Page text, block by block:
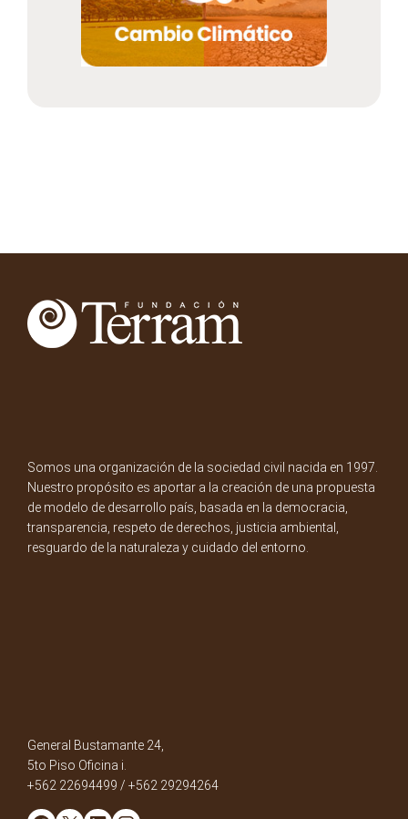
Somos una organización de la sociedad civil nacida en 1997.
Nuestro propósito es aportar a la creación de una propuesta
de modelo de desarrollo país, basada en la democracia,
transparencia, respeto de derechos, justicia ambiental,
resguardo de la naturaleza y cuidado del entorno.
General Bustamante 24,
5to Piso Oficina i.
+562 22694499 / +562 29294264